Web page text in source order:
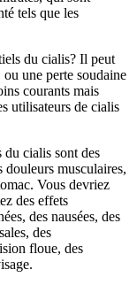
tels que les
du cialis? Il peut
ou une perte soudaine
courants mais
utilisateurs de cialis
du cialis sont des
douleurs musculaires,
Vous devriez
des effets
des nausées, des
des
floue, des